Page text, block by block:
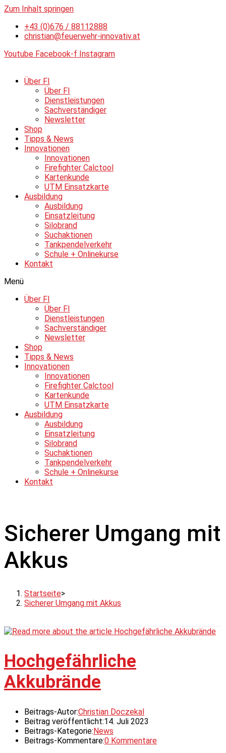
Zum Inhalt springen
+43 (0)676 / 88112888
christian@feuerwehr-innovativ.at
Youtube Facebook-f Instagram
Über FI
Über FI
Dienstleistungen
Sachverständiger
Newsletter
Shop
Tipps & News
Innovationen
Innovationen
Firefighter Calctool
Kartenkunde
UTM Einsatzkarte
Ausbildung
Ausbildung
Einsatzleitung
Silobrand
Suchaktionen
Tankpendelverkehr
Schule + Onlinekurse
Kontakt
Menü
Über FI
Über FI
Dienstleistungen
Sachverständiger
Newsletter
Shop
Tipps & News
Innovationen
Innovationen
Firefighter Calctool
Kartenkunde
UTM Einsatzkarte
Ausbildung
Ausbildung
Einsatzleitung
Silobrand
Suchaktionen
Tankpendelverkehr
Schule + Onlinekurse
Kontakt
Sicherer Umgang mit
Akkus
Startseite>
Sicherer Umgang mit Akkus
Hochgefährliche
Akkubrände
Beitrags-Autor:Christian Doczekal
Beitrag veröffentlicht:14. Juli 2023
Beitrags-Kategorie: News
Beitrags-Kommentare:0 Kommentare